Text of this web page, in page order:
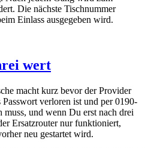
Die nächste Tischnummer
Einlass ausgegeben wird.
wert
macht kurz bevor der Provider
Passwort verloren ist und per 0190-
und wenn Du erst nach drei
Ersatzrouter nur funktioniert,
neu gestartet wird.